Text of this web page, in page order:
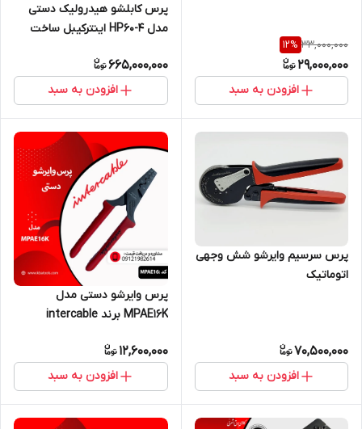
33,000,000
12%
29,000,000
افزودن به سبد
پرس کابلشو هیدرولیک دستی
مدل HP60-4 اینترکیبل ساخت
665,000,000
افزودن به سبد
پرس سرسیم وایرشو شش وجهی
اتوماتیک
70,500,000
افزودن به سبد
پرس وایرشو دستی مدل
MPAE16K برند intercable
12,600,000
افزودن به سبد